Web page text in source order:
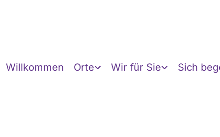
Willkommen Orte Wir für Sie Sich